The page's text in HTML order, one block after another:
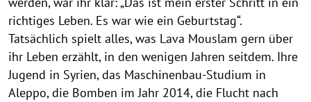
richtiges Leben. Es war wie ein Geburtstag“.
Tatsächlich spielt alles, was Lava Mouslam gern über
ihr Leben erzählt, in den wenigen Jahren seitdem. Ihre
Jugend in Syrien, das Maschinenbau-Studium in
Aleppo, die Bomben im Jahr 2014, die Flucht nach